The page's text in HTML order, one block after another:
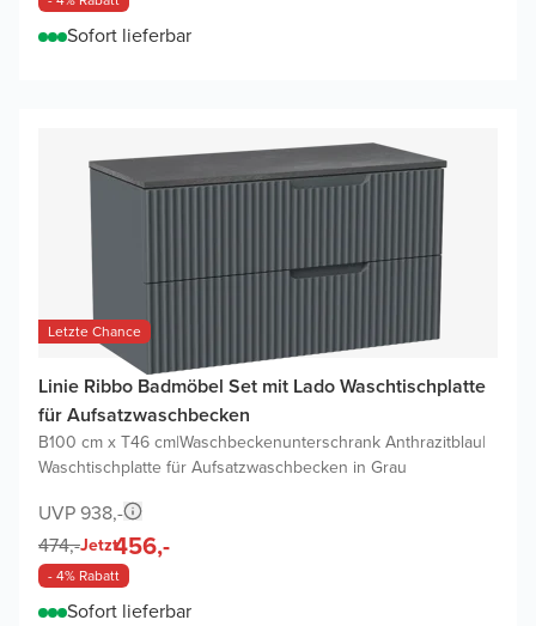
Sofort lieferbar
Letzte Chance
Linie Ribbo Badmöbel Set mit Lado Waschtischplatte
für Aufsatzwaschbecken
B100 cm x T46 cm|Waschbeckenunterschrank Anthrazitblau|
Waschtischplatte für Aufsatzwaschbecken in Grau
UVP 938,-
474,-Jetzt456,-
- 4% Rabatt
Sofort lieferbar